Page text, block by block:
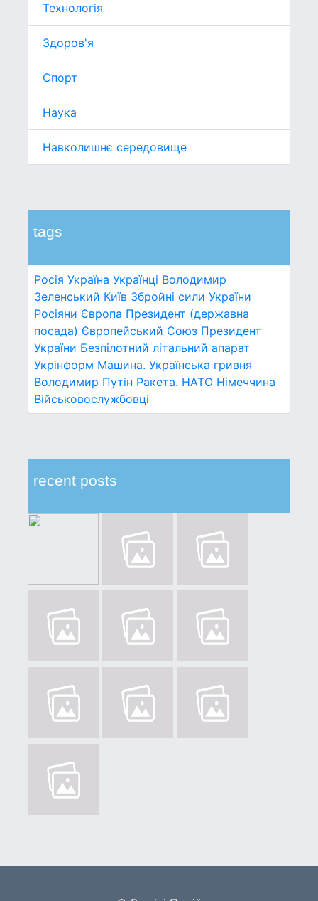
Технологія
Здоров'я
Спорт
Наука
Навколишнє середовище
tags
Росія Україна Українці Володимир
Зеленський Київ Збройні сили України
Росіяни Європа Президент (державна
посада) Європейський Союз Президент
України Безпілотний літальний апарат
Укрінформ Машина. Українська гривня
Володимир Путін Ракета. НАТО Німеччина
Військовослужбовці
recent posts